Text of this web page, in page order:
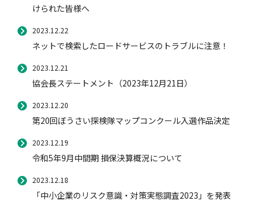
けられた皆様へ
2023.12.22
ネットで検索したロードサービスのトラブルに注意！
2023.12.21
協会長ステートメント（2023年12月21日）
2023.12.20
第20回ぼうさい探検隊マップコンクール入選作品決定
2023.12.19
令和5年9月中間期 損保決算概況について
2023.12.18
「中小企業のリスク意識・対策実態調査2023」を発表